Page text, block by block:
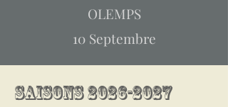
OLEMPS
10 Septembre
SAISONS2026-2027